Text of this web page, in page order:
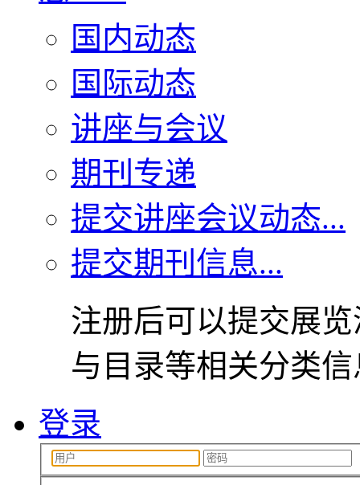
国内动态
国际动态
讲座与会议
期刊专递
提交讲座会议动态...
提交期刊信息...
注册后可以提交展
与目录等相关分类
登录